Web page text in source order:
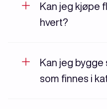
Kan jeg kjøpe
hvert?
Kan jeg
som finnes i